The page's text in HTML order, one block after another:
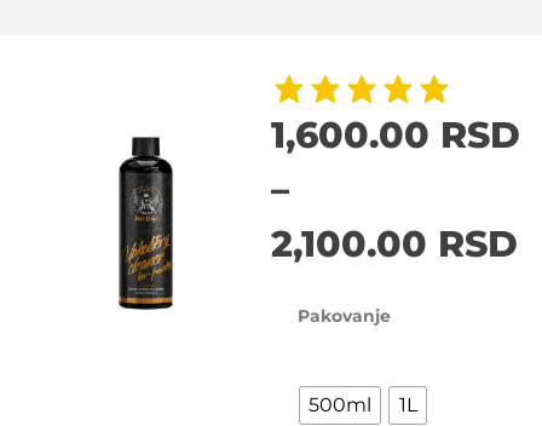
1,600.00 RSD
–
2,100.00 RSD
Pakovanje
500ml 1L